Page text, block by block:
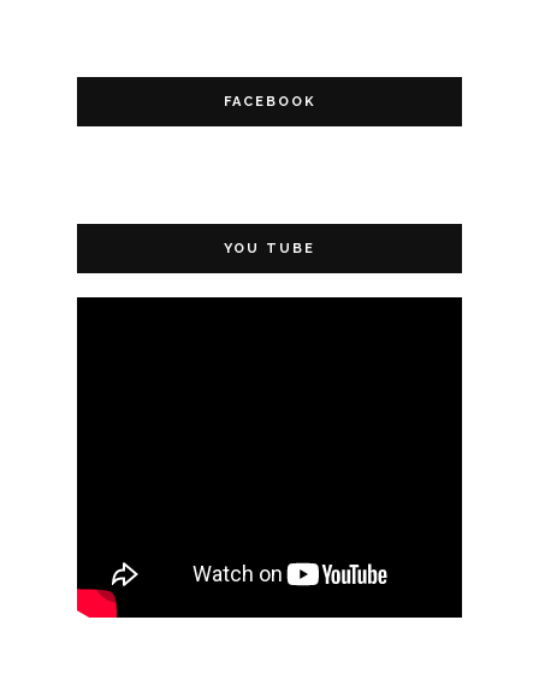
FACEBOOK
YOU TUBE